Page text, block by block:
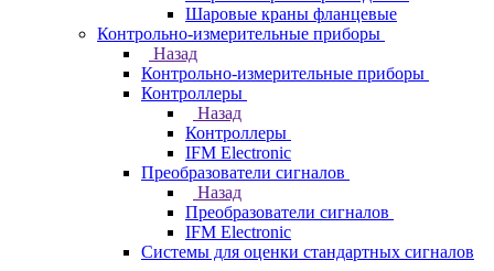
Шаровые краны фланцевые
Контрольно-измерительные приборы
Назад
Контрольно-измерительные приборы
Контроллеры
Назад
Контроллеры
IFM Electronic
Преобразователи сигналов
Назад
Преобразователи сигналов
IFM Electronic
Системы для оценки стандартных сигналов